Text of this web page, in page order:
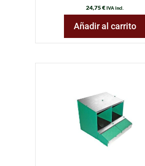
24,75€IVA incl.
Añadir al carrito